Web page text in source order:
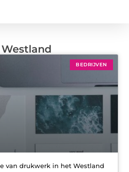
BEDRIJVEN
van drukwerk in het Westland